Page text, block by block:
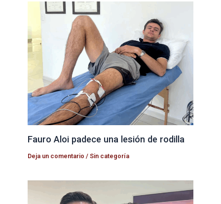
Fauro Aloi padece una lesión de rodilla
Deja un comentario /Sin categoría